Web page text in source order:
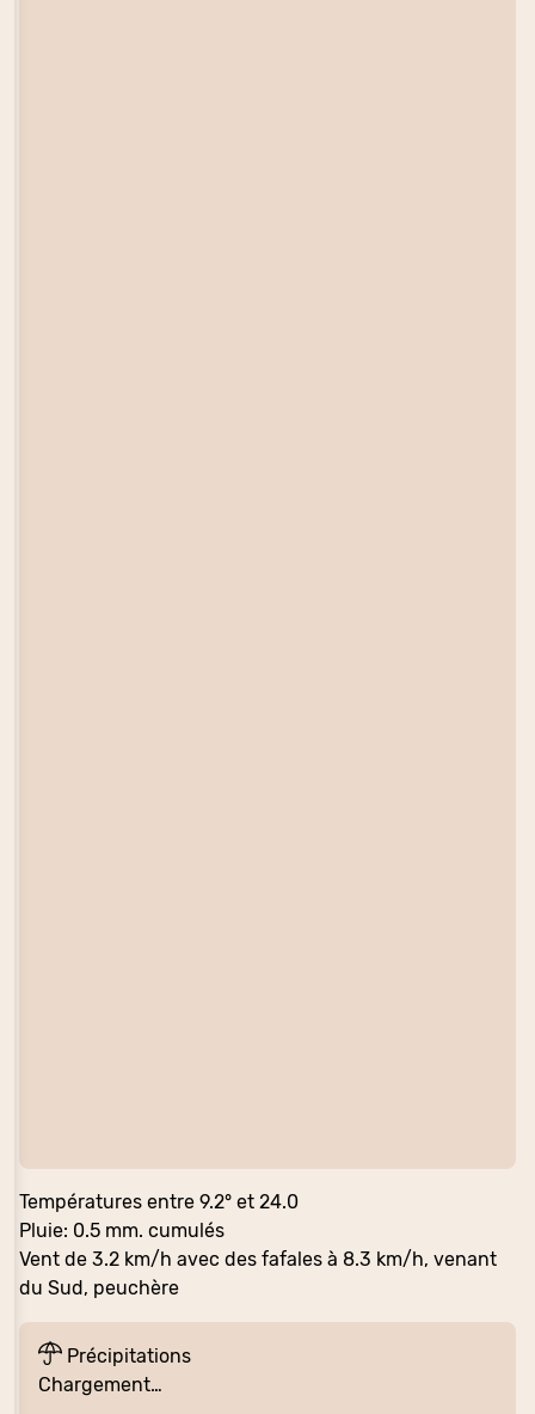
Températures entre 9.2° et 24.0
Pluie: 0.5 mm. cumulés
Vent de 3.2 km/h avec des fafales à 8.3 km/h, venant
du Sud, peuchère
Précipitations
Chargement…